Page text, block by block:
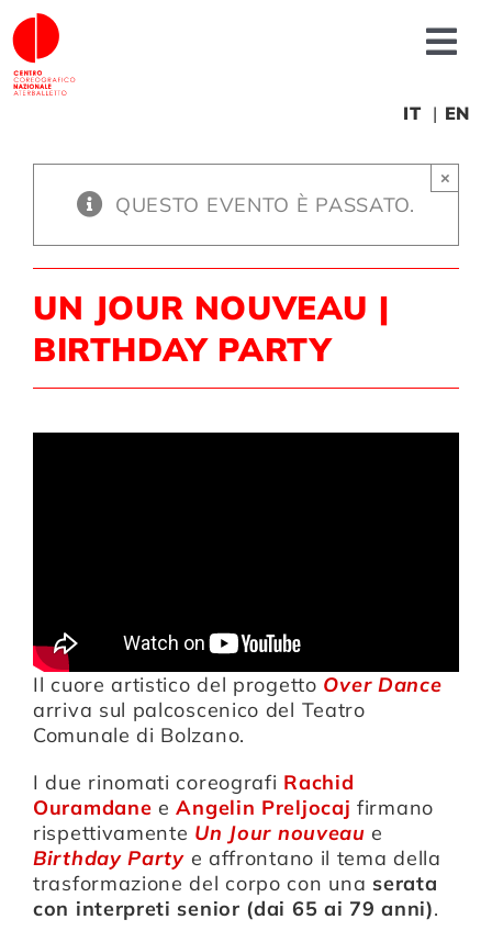
Salta
al
contenuto
Progetti
Sostienici
Calendario
IT EN
QUESTO EVENTO È PASSATO.
×
UN JOUR NOUVEAU |
BIRTHDAY PARTY
Il cuore artistico del progetto Over Dance
arriva sul palcoscenico del Teatro
Comunale di Bolzano.
I due rinomati coreografi Rachid
Ouramdane eAngelin Preljocaj firmano
rispettivamente Un Jour nouveau e
Birthday Partye affrontano il tema della
trasformazione del corpo con una serata
con interpreti senior (dai 65 ai 79 anni).